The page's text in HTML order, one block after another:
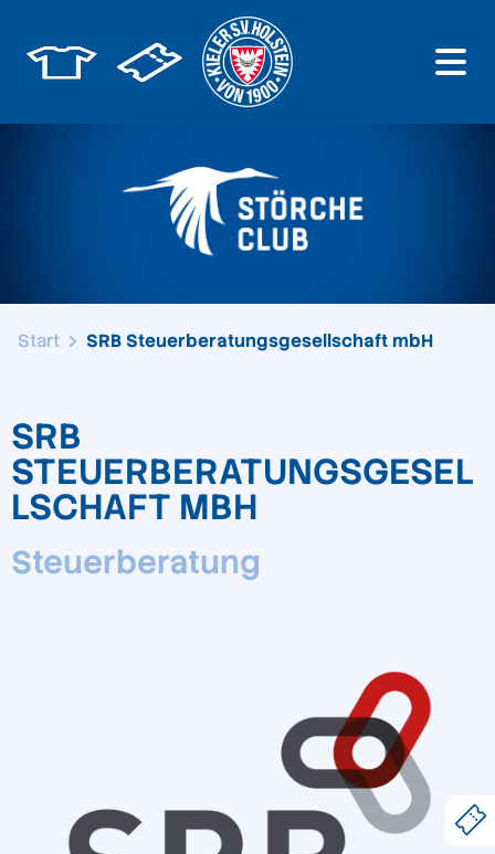
Start SRB Steuerberatungsgesellschaft mbH
SRB
STEUERBERATUNGSGESEL
LSCHAFT MBH
Steuerberatung